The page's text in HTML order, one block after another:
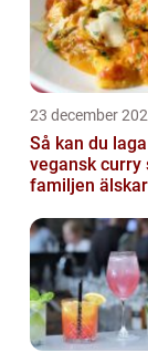
23 december
Så kan du
vegansk curry
familjen älskar